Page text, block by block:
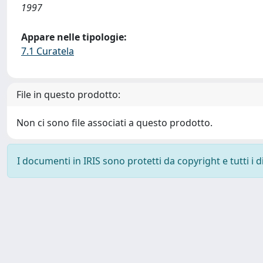
1997
Appare nelle tipologie:
7.1 Curatela
File in questo prodotto:
Non ci sono file associati a questo prodotto.
I documenti in IRIS sono protetti da copyright e tutti i